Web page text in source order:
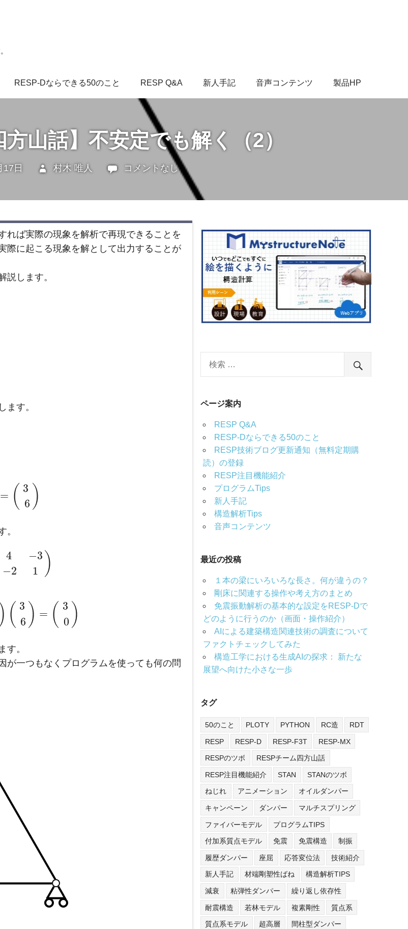
RESP-Dならできる50のこと RESP Q&A 新人手記 音声コンテンツ 製品HP
方山話】不安定でも解く（2）
17日 村木 唯人 未分類
コメントなし
れば実際の現象を解析で再現できることを
際に起こる現象を解として出力することが
説します。
ます。
= ( 3
6 )
。
4
−2
−3
1
)
) ( 3
6 ) = ( 3
0 )
す。
が一つもなくプログラムを使っても何の問
ページ案内
RESP Q&A
RESP-Dならできる50のこと
RESP技術ブログ更新通知（無料定期購
読）の登録
RESP注目機能紹介
プログラムTips
新人手記
構造解析Tips
音声コンテンツ
最近の投稿
１本の梁にいろいろな長さ。何が違うの？
剛床に関連する操作や考え方のまとめ
免震振動解析の基本的な設定をRESP-Dで
どのように行うのか（画面・操作紹介）
AIによる建築構造関連技術の調査について
ファクトチェックしてみた
構造工学における生成AIの探求： 新たな
展望へ向けた小さな一歩
タグ
50のこと PLOTY PYTHON RC造 RDT
RESP RESP-D RESP-F3T RESP-MX
RESPのツボ RESPチーム四方山話
RESP注目機能紹介 STAN STANのツボ
ねじれ アニメーション オイルダンパー
キャンペーン ダンパー マルチスプリング
ファイバーモデル プログラムTIPS
付加系質点モデル 免震 免震構造 制振
履歴ダンパー 座屈 応答変位法 技術紹介
新人手記 材端剛塑性ばね 構造解析TIPS
減衰 粘弾性ダンパー 繰り返し依存性
耐震構造 若林モデル 複素剛性 質点系
質点系モデル 超高層 間柱型ダンパー